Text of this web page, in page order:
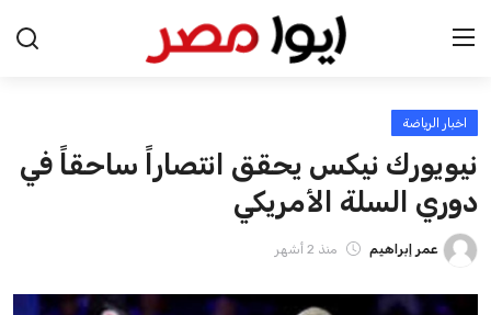
الرئيسية
اخبار مصر
عرب وعالم
اقتصاد
اخبار الرياضة
نيويورك نيكس يحقق انتصاراً ساحقاً في
دوري السلة الأمريكي
عمر إبراهيم منذ 2 أشهر